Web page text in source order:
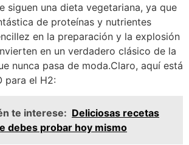
siguen una dieta vegetariana, ya que
de proteínas y nutrientes
en la preparación y la explosión
en un verdadero clásico de la
nunca pasa de moda.Claro, aquí está
para el H2:
te interese: Deliciosas recetas
debes probar hoy mismo